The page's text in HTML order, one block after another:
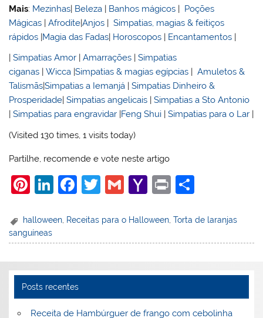
Mais: Mezinhas| Beleza | Banhos mágicos | Poções
Mágicas |Afrodite|Anjos |Simpatias, magias & feitiços
rápidos |Magia das Fadas| Horoscopos | Encantamentos |
|Simpatias Amor |Amarrações |Simpatias
ciganas |Wicca |Simpatias & magias egípcias |Amuletos &
Talismãs|Simpatias a Iemanjá |Simpatias Dinheiro &
Prosperidade|Simpatias angelicais |Simpatias a Sto Antonio
|Simpatias para engravidar |Feng Shui |Simpatias para o Lar |
(Visited 130 times, 1 visits today)
Partilhe, recomende e vote neste artigo
Pi
er
e
st
Li
k
e
n
F
c
e
o
o
T
itt
er
G
ai
l
Y
h
o
M
ai
Pr
t
ar
e
halloween, Receitas para o Halloween,Torta de laranjas
sanguíneas
Posts recentes
Receita de Hambúrguer de frango com cebolinha